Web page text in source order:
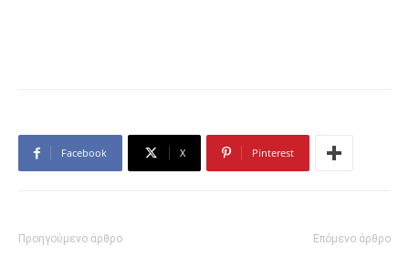
Facebook X Pinterest
Προηγούμενο άρθρο Επόμενο άρθρο